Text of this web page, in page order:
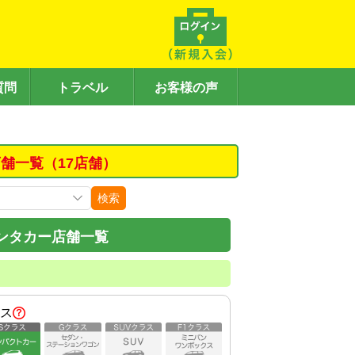
問 トラベル お客様の声
一覧（17店舗）
検索
タカー店舗一覧